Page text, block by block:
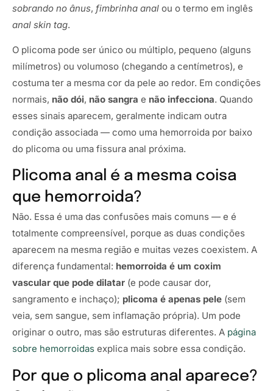
sobrando no ânus, fimbrinha anal ou o termo em inglês
anal skin tag.
O plicoma pode ser único ou múltiplo, pequeno (alguns
milímetros) ou volumoso (chegando a centímetros), e
costuma ter a mesma cor da pele ao redor. Em condições
normais, não dói, não sangra e não infecciona. Quando
esses sinais aparecem, geralmente indicam outra
condição associada — como uma hemorroida por baixo
do plicoma ou uma fissura anal próxima.
Plicoma anal é a mesma coisa
que hemorroida?
Não. Essa é uma das confusões mais comuns — e é
totalmente compreensível, porque as duas condições
aparecem na mesma região e muitas vezes coexistem. A
diferença fundamental: hemorroida é um coxim
vascular que pode dilatar (e pode causar dor,
sangramento e inchaço); plicoma é apenas pele (sem
veia, sem sangue, sem inflamação própria). Um pode
originar o outro, mas são estruturas diferentes. A página
sobre hemorroidas explica mais sobre essa condição.
Por que o plicoma anal aparece?